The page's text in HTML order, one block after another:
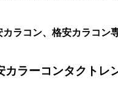
ラコン、格安カラコン
ラーコンタクトレ